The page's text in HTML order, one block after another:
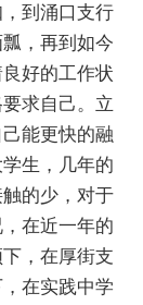
到涌口支行
，再到如今
好的工作状
求自己。立
能更快的融
生，几年的
的少，对于
在近一年的
，在厚街支
在实践中学